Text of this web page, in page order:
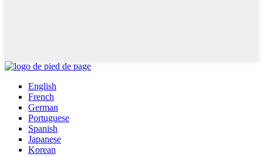
English
French
German
Portuguese
Spanish
Japanese
Korean